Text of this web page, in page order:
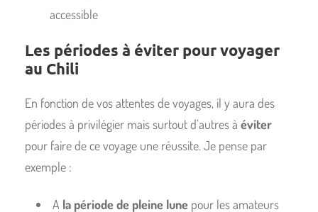
accessible
Les périodes à éviter pour voyager
au Chili
En fonction de vos attentes de voyages, il y aura des
périodes à privilégier mais surtout d’autres à éviter
pour faire de ce voyage une réussite. Je pense par
exemple :
A la période de pleine lune pour les amateurs